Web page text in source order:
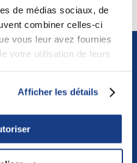
de médias sociaux, de
combiner celles-ci
vous leur avez fournies
votre utilisation de leurs
Afficher les détails